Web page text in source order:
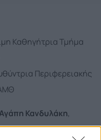
Καθηγήτρια Τμήμα
Περιφερειακής
Κανδυλάκη,
Εργασίας ΔΠΘ.